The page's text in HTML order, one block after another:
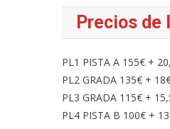
Precios de
PL1 PISTA A 155€ +
PL2 GRADA 135€ +
PL3 GRADA 115€ +
PL4 PISTA B 100€ +